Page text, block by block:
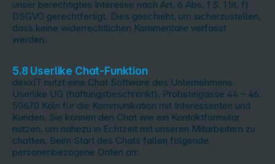
unser berechtigtes Interesse nach Art. 6 Abs. 1 S. 1 lit. f)
DSGVO gerechtfertigt. Dies geschieht, um sicherzustellen,
dass keine widerrechtlichen Kommentare verfasst
werden.
5.8 Userlike Chat-Funktion
dexxIT nutzt eine Chat Software des Unternehmens
Userlike UG (haftungsbeschränkt), Probsteigasse 44 – 46,
50670 Köln für die Kommunikation mit Interessenten und
Kunden. Sie können den Chat wie ein Kontaktformular
nutzen, um nahezu in Echtzeit mit unseren Mitarbeitern zu
chatten. Beim Start des Chats fallen folgende
personenbezogene Daten an: